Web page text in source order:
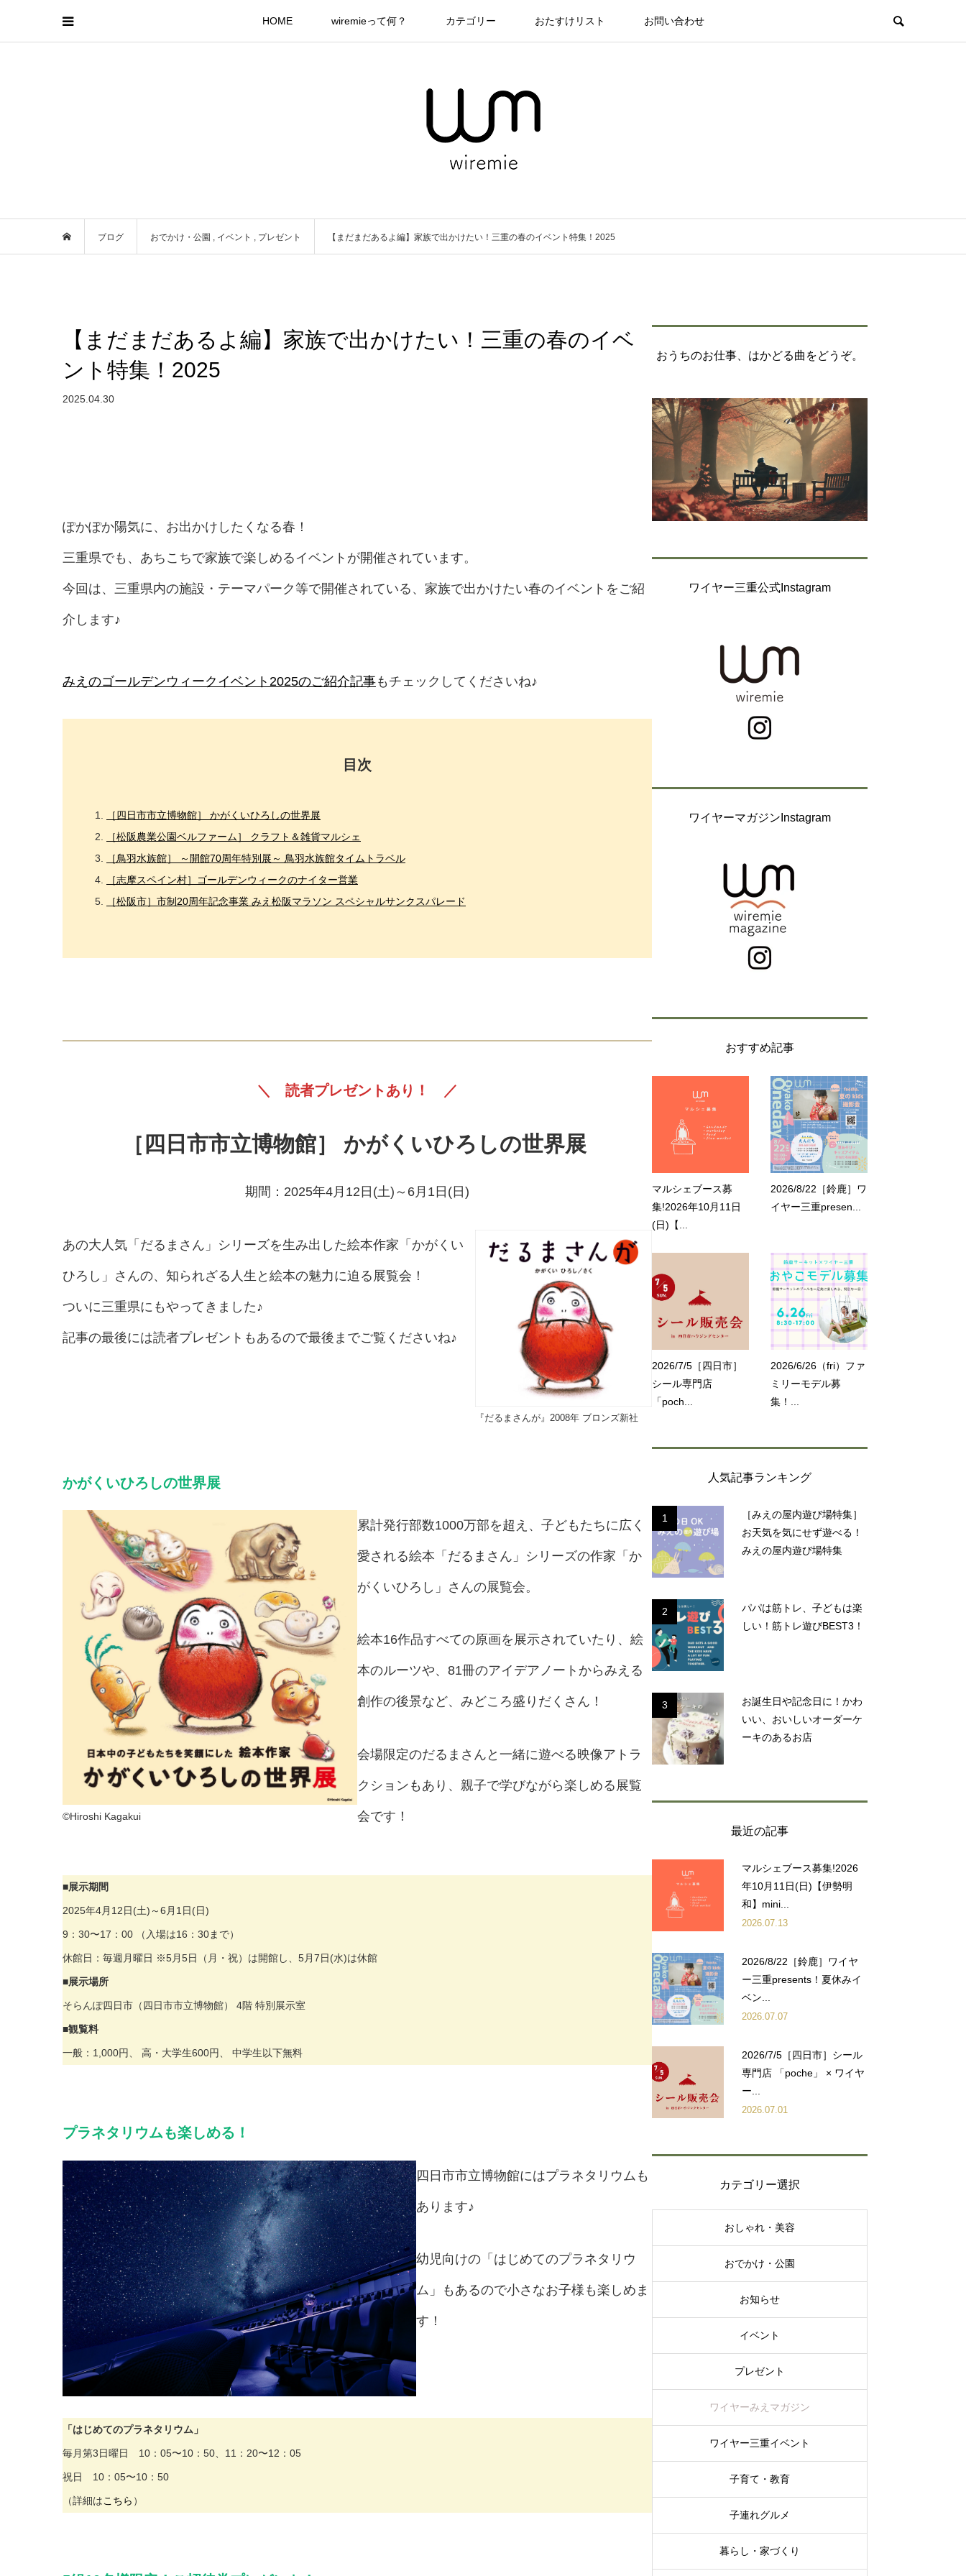
HOME wiremieって何？ カテゴリー おたすけリスト お問い合わせ
ブログ おでかけ・公園 , イベント , プレゼント 【まだまだあるよ編】家族で出かけたい！三重の春のイベント特集！2025
【まだまだあるよ編】家族で出かけたい！三重の春のイベ
ント特集！2025
2025.04.30
ぽかぽか陽気に、お出かけしたくなる春！
三重県でも、あちこちで家族で楽しめるイベントが開催されています。
今回は、三重県内の施設・テーマパーク等で開催されている、家族で出かけたい春のイベントをご紹
介します♪
みえのゴールデンウィークイベント2025のご紹介記事もチェックしてくださいね♪
目次
［四日市市立博物館］ かがくいひろしの世界展
［松阪農業公園ベルファーム］ クラフト＆雑貨マルシェ
［鳥羽水族館］ ～開館70周年特別展～ 鳥羽水族館タイムトラベル
［志摩スペイン村］ゴールデンウィークのナイター営業
［松阪市］市制20周年記念事業 みえ松阪マラソン スペシャルサンクスパレード
＼ 読者プレゼントあり！ ／
［四日市市立博物館］ かがくいひろしの世界展
期間：2025年4月12日(土)～6月1日(日)
あの大人気「だるまさん」シリーズを生み出した絵本作家「かがくい
ひろし」さんの、知られざる人生と絵本の魅力に迫る展覧会！
ついに三重県にもやってきました♪
記事の最後には読者プレゼントもあるので最後までご覧くださいね♪
『だるまさんが』2008年 ブロンズ新社
かがくいひろしの世界展
©Hiroshi Kagakui
累計発行部数1000万部を超え、子どもたちに広く
愛される絵本「だるまさん」シリーズの作家「か
がくいひろし」さんの展覧会。
絵本16作品すべての原画を展示されていたり、絵
本のルーツや、81冊のアイデアノートからみえる
創作の後景など、みどころ盛りだくさん！
会場限定のだるまさんと一緒に遊べる映像アトラ
クションもあり、親子で学びながら楽しめる展覧
会です！
■展示期間
2025年4月12日(土)～6月1日(日)
9：30〜17：00 （入場は16：30まで）
休館日：毎週月曜日 ※5月5日（月・祝）は開館し、5月7日(水)は休館
■展示場所
そらんぽ四日市（四日市市立博物館） 4階 特別展示室
■観覧料
一般：1,000円、 高・大学生600円、 中学生以下無料
プラネタリウムも楽しめる！
四日市市立博物館にはプラネタリウムも
あります♪
幼児向けの「はじめてのプラネタリウ
ム」もあるので小さなお子様も楽しめま
す！
「はじめてのプラネタリウム」
毎月第3日曜日 10：05〜10：50、11：20〜12：05
祝日 10：05〜10：50
（詳細はこちら ）
おうちのお仕事、はかどる曲をどうぞ。
ワイヤー三重公式Instagram
ワイヤーマガジンInstagram
おすすめ記事
マルシェブース募
集!2026年10月11日
(日)【...
2026/8/22［鈴鹿］ワ
イヤー三重presen...
2026/7/5［四日市］
シール専門店
「poch...
2026/6/26（fri）ファ
ミリーモデル募
集！...
人気記事ランキング
1
［みえの屋内遊び場特集］
お天気を気にせず遊べる！
みえの屋内遊び場特集
2
パパは筋トレ、子どもは楽
しい！筋トレ遊びBEST3！
3
お誕生日や記念日に！かわ
いい、おいしいオーダーケ
ーキのあるお店
最近の記事
マルシェブース募集!2026
年10月11日(日)【伊勢明
和】mini...
2026.07.13
2026/8/22［鈴鹿］ワイヤ
ー三重presents！夏休みイ
ベン...
2026.07.07
2026/7/5［四日市］シール
専門店 「poche」 × ワイヤ
ー...
2026.07.01
カテゴリー選択
おしゃれ・美容
おでかけ・公園
お知らせ
イベント
プレゼント
ワイヤーみえマガジン
ワイヤー三重イベント
子育て・教育
子連れグルメ
暮らし・家づくり